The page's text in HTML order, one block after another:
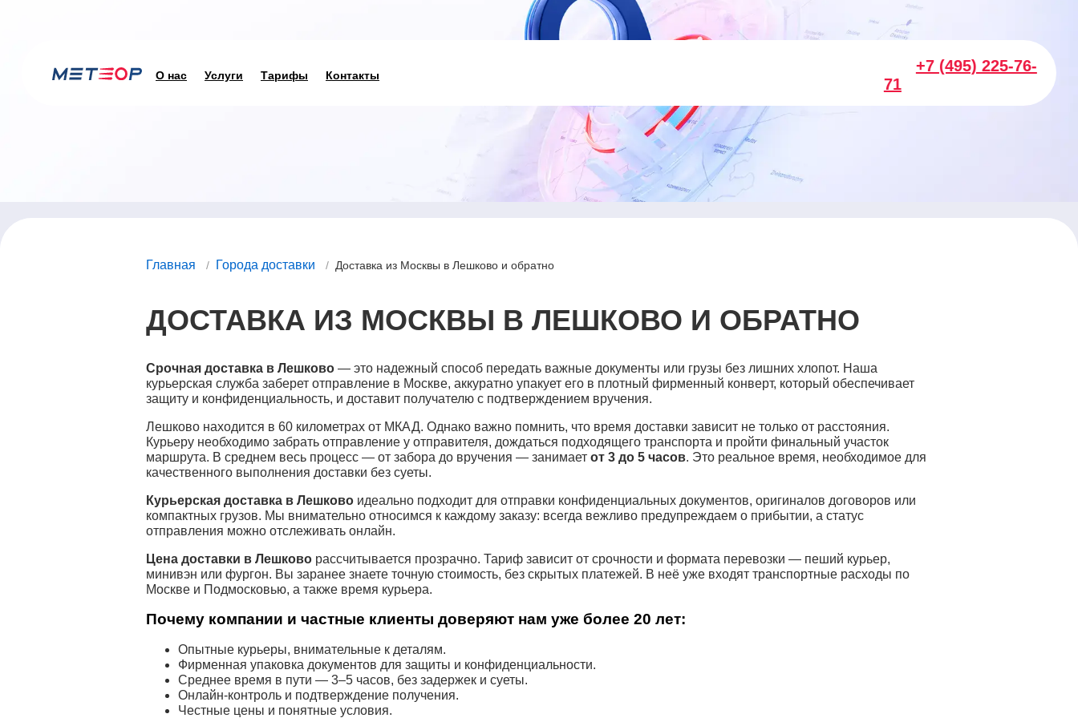
О нас Услуги Тарифы Контакты
+7 (495) 225-76-
71
Главная / Города доставки / Доставка из Москвы в Лешково и обратно
ДОСТАВКА ИЗ МОСКВЫ В ЛЕШКОВО И ОБРАТНО
Срочная доставка в Лешково — это надежный способ передать важные документы или грузы без лишних хлопот. Наша
курьерская служба заберет отправление в Москве, аккуратно упакует его в плотный фирменный конверт, который обеспечивает
защиту и конфиденциальность, и доставит получателю с подтверждением вручения.
Лешково находится в 60 километрах от МКАД. Однако важно помнить, что время доставки зависит не только от расстояния.
Курьеру необходимо забрать отправление у отправителя, дождаться подходящего транспорта и пройти финальный участок
маршрута. В среднем весь процесс — от забора до вручения — занимает от 3 до 5 часов. Это реальное время, необходимое для
качественного выполнения доставки без суеты.
Курьерская доставка в Лешково идеально подходит для отправки конфиденциальных документов, оригиналов договоров или
компактных грузов. Мы внимательно относимся к каждому заказу: всегда вежливо предупреждаем о прибытии, а статус
отправления можно отслеживать онлайн.
Цена доставки в Лешково рассчитывается прозрачно. Тариф зависит от срочности и формата перевозки — пеший курьер,
минивэн или фургон. Вы заранее знаете точную стоимость, без скрытых платежей. В неё уже входят транспортные расходы по
Москве и Подмосковью, а также время курьера.
Почему компании и частные клиенты доверяют нам уже более 20 лет:
Опытные курьеры, внимательные к деталям.
Фирменная упаковка документов для защиты и конфиденциальности.
Среднее время в пути — 3–5 часов, без задержек и суеты.
Онлайн-контроль и подтверждение получения.
Честные цены и понятные условия.